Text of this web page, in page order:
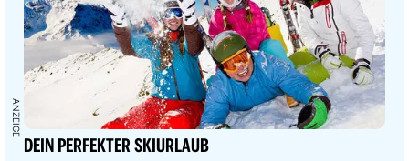
DEIN PERFEKTER SKIURLAUB